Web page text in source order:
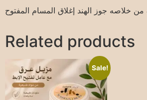
خلاصه جوز الهند إغلاق المسام المفتوح
Related products
Sale!